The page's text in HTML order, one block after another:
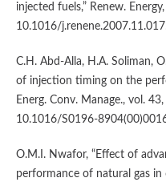
injected fuels,” Renew.
10.1016/
C.H. Abd-Alla, H.A. Soliman,
of injection timing on the
Energ. Conv. Manage., vol.
10.1016/S0196-
O.M.I. Nwafor, “Effect of
performance of natural gas in